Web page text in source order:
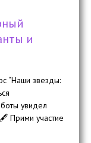
и
“Наши звезды:
увидел
Прими участие